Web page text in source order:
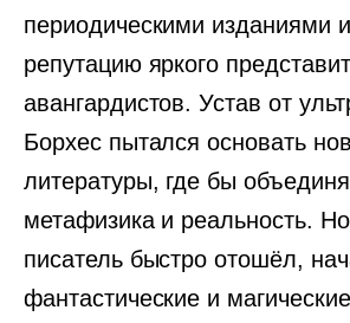
периодическими изданиями
репутацию яркого
авангардистов. Устав от
Борхес пытался основать
литературы, где бы
метафизика и реальность. Но
писатель быстро отошёл,
фантастические и магические